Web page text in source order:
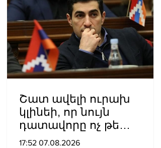
Շատ ավելի ուրախ
կլինեի, որ նույն
դատավորը ոչ թե
բացարկ հայտներ, այլ
17:52 07.08.2026